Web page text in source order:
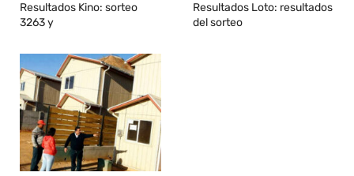
Resultados Kino: sorteo
3263 y
Resultados Loto: resultados
del sorteo